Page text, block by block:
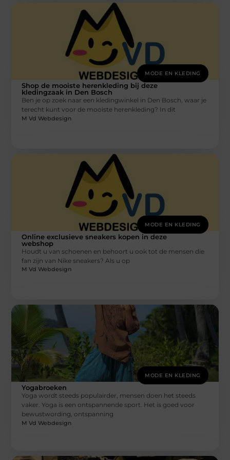
MODE EN KLEDING
Shop de mooiste herenkleding bij deze
kledingzaak in Den Bosch
Ben je op zoek naar een kledingwinkel in Den Bosch, waar je
terecht kunt voor de mooiste herenkleding? In dit
M Vd Webdesign
MODE EN KLEDING
Online exclusieve sneakers kopen in deze
webshop
Houdt u van schoenen en behoort u ook tot de mensen die
fan zijn van Nike sneakers? Als u op
M Vd Webdesign
MODE EN KLEDING
Yogabroeken
Yoga wordt steeds populairder, mensen doen het steeds
vaker. Yoga is een ontspannende sport. Het is goed voor
bewustwording, ontspanning
M Vd Webdesign